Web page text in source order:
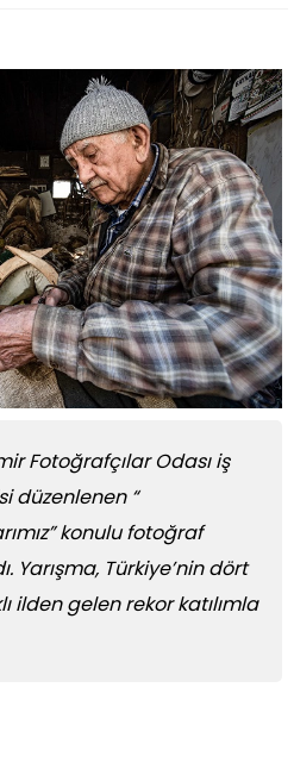
Fotoğrafçılar Odası iş
düzenlenen “
konulu fotoğraf
Yarışma, Türkiye’nin dört
ilden gelen rekor katılımla